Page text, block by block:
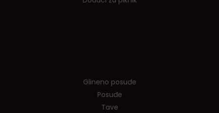
Glineno posuđe
Posuđe
Tave